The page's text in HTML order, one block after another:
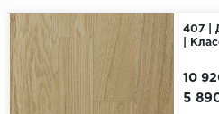
407 |
|
5
10